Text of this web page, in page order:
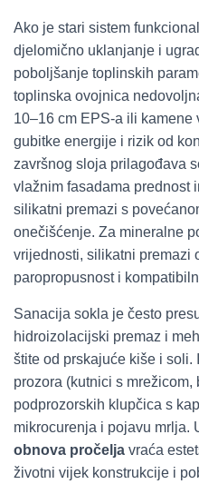
Ako je stari sistem
djelomično uklanjanje i
poboljšanje toplinskih
toplinska ovojnica
10–16 cm EPS-a ili
gubitke energije i rizik od
završnog sloja prilagođava
vlažnim fasadama prednost
silikatni premazi s
onečišćenje. Za mineralne
vrijednosti, silikatni premazi
paropropusnost i
Sanacija sokla je često
hidroizolacijski premaz i
štite od prskajuće kiše i soli.
prozora (kutnici s
podprozorskih klupčica s
mikrocurenja i pojavu mrlja.
obnova pročelja vraća
životni vijek konstrukcije i